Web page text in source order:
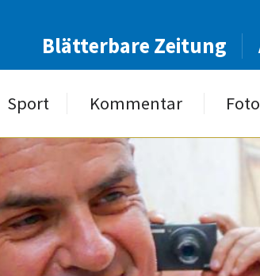
Blätterbare Zeitung
Sport Kommentar